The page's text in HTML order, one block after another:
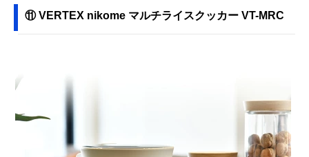
⑪ VERTEX nikome マルチライスクッカー VT-MRC